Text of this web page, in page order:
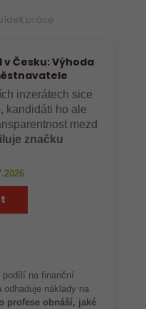
práce
Česku: Výhoda
inzerátech sice
, kandidáti ho ale
mezd
značku
podílí na finanční
náklady na
profese obnáší, jaké